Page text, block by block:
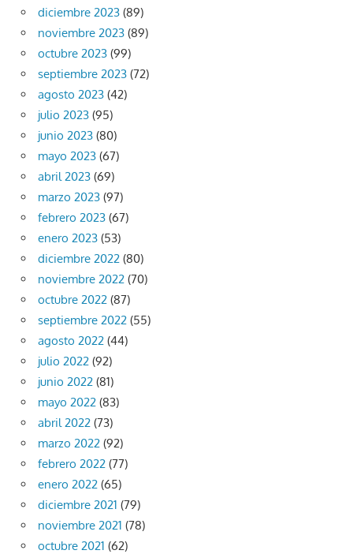
diciembre 2023 (89)
noviembre 2023 (89)
octubre 2023 (99)
septiembre 2023 (72)
agosto 2023 (42)
julio 2023 (95)
junio 2023 (80)
mayo 2023 (67)
abril 2023 (69)
marzo 2023 (97)
febrero 2023 (67)
enero 2023 (53)
diciembre 2022 (80)
noviembre 2022 (70)
octubre 2022 (87)
septiembre 2022 (55)
agosto 2022 (44)
julio 2022 (92)
junio 2022 (81)
mayo 2022 (83)
abril 2022 (73)
marzo 2022 (92)
febrero 2022 (77)
enero 2022 (65)
diciembre 2021 (79)
noviembre 2021 (78)
octubre 2021 (62)